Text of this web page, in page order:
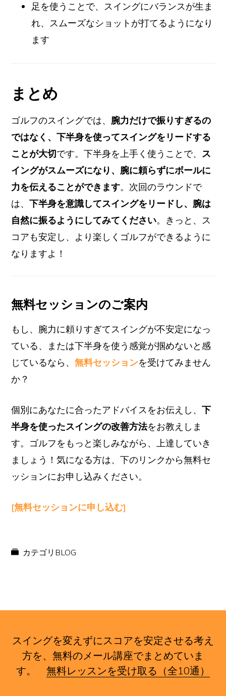
足を使うことで、スイングにバランスが生ま
れ、スムーズなショットが打てるようになり
ます
まとめ
ゴルフのスイングでは、 腕力だけで振りすぎるの
ではなく、下半身を使ってスイングをリードする
ことが大切です。下半身を上手く使うことで、 ス
イングがスムーズになり、腕に頼らずにボールに
力を伝えることができます。次回のラウンドで
は、下半身を意識してスイングをリードし、腕は
自然に振るようにしてみてください。きっと、ス
コアも安定し、より楽しくゴルフができるように
なりますよ！
無料セッションのご案内
もし、腕力に頼りすぎてスイングが不安定になっ
ている、または下半身を使う感覚が掴めないと感
じているなら、無料セッションを受けてみません
か？
個別にあなたに合ったアドバイスをお伝えし、下
半身を使ったスイングの改善方法をお教えしま
す。ゴルフをもっと楽しみながら、上達していき
ましょう！気になる方は、下のリンクから無料セ
ッションにお申し込みください。
[無料セッションに申し込む]
カテゴリ BLOG
スイングを変えずにスコアを安定させる考え
方を、無料のメール講座でまとめていま
す。 無料レッスンを受け取る（全10通）